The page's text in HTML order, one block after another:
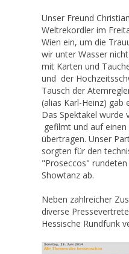
Unser Freund
Weltrekordler im
Wien ein, um die
wir unter Wasser
mit Karten und
und der
Tausch der
(alias Karl-Heinz) gab
Das Spektakel wurde
gefilmt und auf
übertragen. Unser
sorgten für den
"Proseccos"
Showtanz ab.
Neben zahlreicher
diverse
Hessische Rundfunk